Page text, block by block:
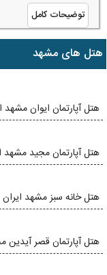
توضیحات کامل
هتل های مشهد
هتل آپارتمان ایوان مشهد
هتل آپارتمان مجید مشهد
هتل خانه سبز مشهد ایران
هتل آپارتمان قصر آیدین